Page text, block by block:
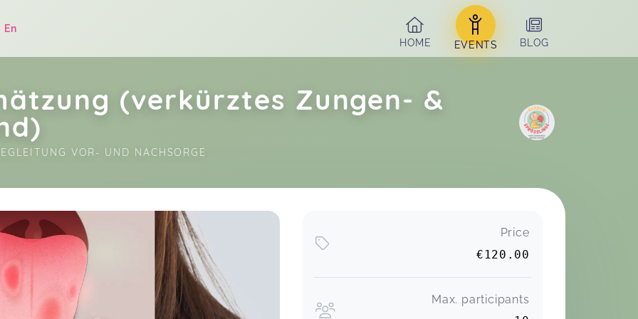
En
HOME
EVENTS BLOG
(verkürztes Zungen- &
VOR- UND NACHSORGE
Price
€120.00
Max. participants